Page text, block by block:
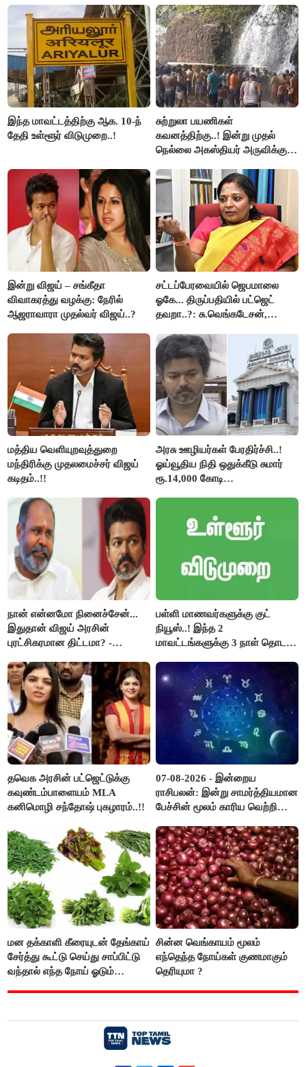
இந்த மாவட்டத்திற்கு ஆக. 10-ந்
தேதி உள்ளூர் விடுமுறை..!
சுற்றுலா பயணிகள்
கவனத்திற்கு..! இன்று முதல்
நெல்லை அகஸ்தியர் அருவிக்கு
இன்று விஜய் – சங்கீதா
விவாகரத்து வழக்கு: நேரில்
ஆஜராவாரா முதல்வர் விஜய்..?
சட்டப்பேரவையில் ஜெபமாலை
ஓகே... திருப்பதியில் பட்ஜெட்
தவறா..?: சு.வெங்கடேசன்,
கேள்வி..!
மத்திய வெளியுறவுத்துறை
மந்திரிக்கு முதலமைச்சர் விஜய்
கடிதம்..!!
அரசு ஊழியர்கள் பேரதிர்ச்சி..!
ஓய்வூதிய நிதி ஒதுக்கீடு சுமார்
ரூ.14,000 கோடி
நான் என்னமோ நினைச்சேன்...
இதுதான் விஜய் அரசின்
புரட்சிகரமான திட்டமா? -
பள்ளி மாணவர்களுக்கு குட்
நியூஸ்..! இந்த 2
மாவட்டங்களுக்கு 3 நாள் தொடர்
தவெக அரசின் பட்ஜெட்டுக்கு
கவுண்டம்பாளையம் MLA
கனிமொழி சந்தோஷ் புகழாரம்..!!
07-08-2026 - இன்றைய
ராசிபலன்: இன்று சாமர்த்தியமான
பேச்சின் மூலம் காரிய வெற்றி
பொறுப்புகளை ஒப்படைப்பதில்
கவனம் தேவை..!
மன தக்காளி கீரையுடன் தேங்காய்
சேர்த்து கூட்டு செய்து சாப்பிட்டு
வந்தால் எந்த நோய் ஓடும்
சின்ன வெங்காயம் மூலம்
எந்தெந்த நோய்கள் குணமாகும்
தெரியுமா ?